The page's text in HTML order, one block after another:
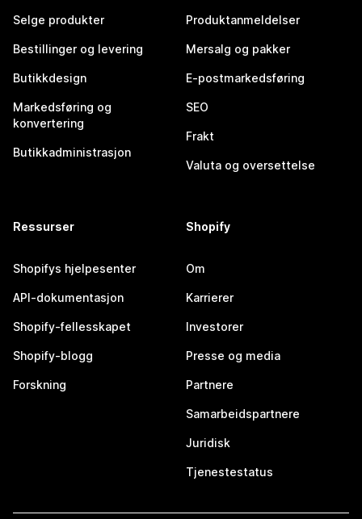
Selge produkter
Bestillinger og levering
Butikkdesign
Markedsføring og
konvertering
Butikkadministrasjon
Produktanmeldelser
Mersalg og pakker
E-postmarkedsføring
SEO
Frakt
Valuta og oversettelse
Ressurser
Shopifys hjelpesenter
API-dokumentasjon
Shopify-fellesskapet
Shopify-blogg
Forskning
Shopify
Om
Karrierer
Investorer
Presse og media
Partnere
Samarbeidspartnere
Juridisk
Tjenestestatus